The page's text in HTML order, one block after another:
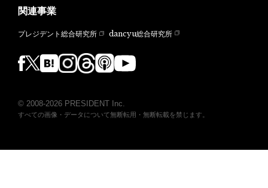
関連事業
プレジデント総合研究所 dancyu総合研究所
© 2008-2026 PRESIDENT Inc.
すべての画像・データについて無断転用・無断転載を禁じます。